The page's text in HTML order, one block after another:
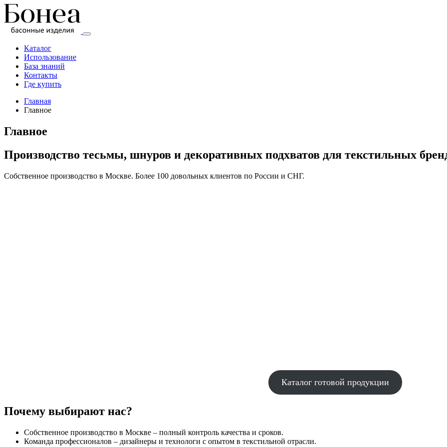
Перейти
содержимому
Бонеа
фабрика
басонных
изделий
Каталог
Использование
База знаний
Контакты
Где купить
Главная
Главное
Главное
Производство тесьмы, шнуров и декоративных подхватов для текстильных
Собственное производство в Москве. Более 100 довольных клиентов по России и СНГ.
Каталог готовой продукции
Почему выбирают нас?
Собственное производство в Москве – полный контроль качества и сроков.
Команда профессионалов – дизайнеры и технологи с опытом в текстильной отрасли.